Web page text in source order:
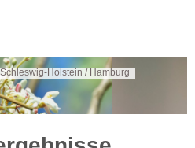
Holstein / Hamburg